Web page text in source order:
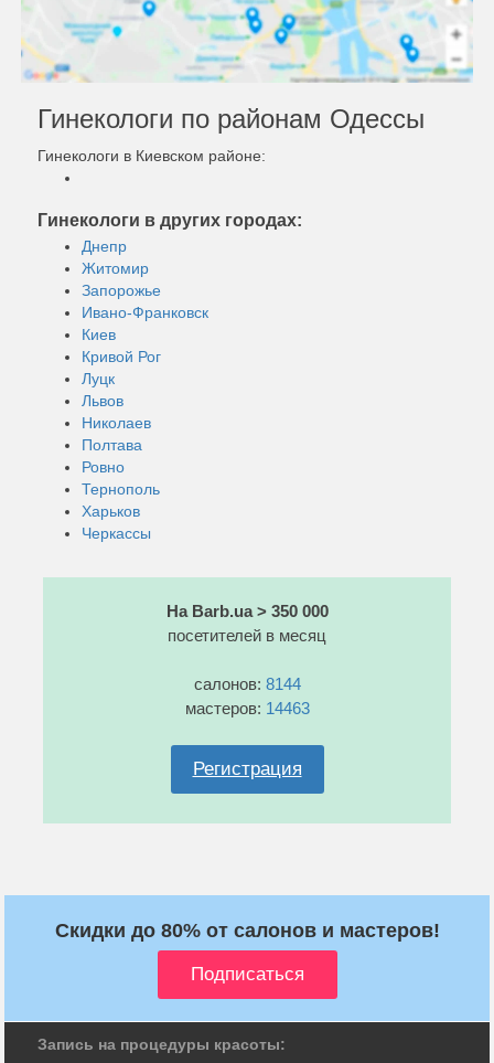
Гинекологи по районам Одессы
Гинекологи в Киевском районе:
Гинекологи в других городах:
Днепр
Житомир
Запорожье
Ивано-Франковск
Киев
Кривой Рог
Луцк
Львов
Николаев
Полтава
Ровно
Тернополь
Харьков
Черкассы
На Barb.ua > 350 000
посетителей в месяц
салонов: 8144
мастеров: 14463
Регистрация
Скидки до 80% от салонов и мастеров!
Запись на процедуры красоты: